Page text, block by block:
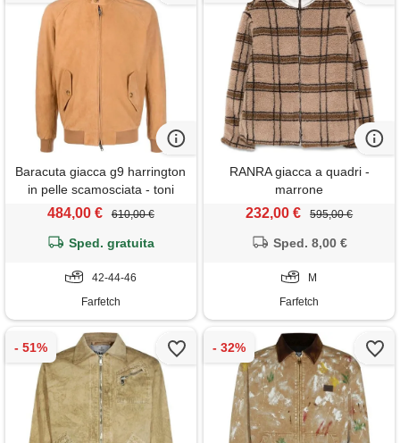
Baracuta giacca g9 harrington
in pelle scamosciata - toni
neutri
484,00 € 610,00 €
Sped. gratuita
42-44-46
Farfetch
RANRA giacca a quadri -
marrone
232,00 € 595,00 €
Sped. 8,00 €
M
Farfetch